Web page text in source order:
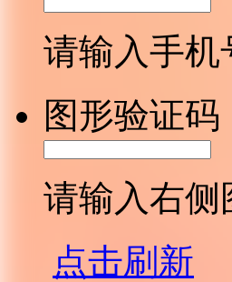
请输入手机
图形验证码
请输入右侧
点击刷新